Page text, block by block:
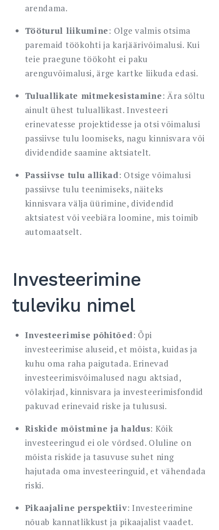
arendama.
Tööturul liikumine: Olge valmis otsima
paremaid töökohti ja karjäärivõimalusi. Kui
teie praegune töökoht ei paku
arenguvõimalusi, ärge kartke liikuda edasi.
Tuluallikate mitmekesistamine: Ära sõltu
ainult ühest tuluallikast. Investeeri
erinevatesse projektidesse ja otsi võimalusi
passiivse tulu loomiseks, nagu kinnisvara või
dividendide saamine aktsiatelt.
Passiivse tulu allikad: Otsige võimalusi
passiivse tulu teenimiseks, näiteks
kinnisvara välja üürimine, dividendid
aktsiatest või veebiära loomine, mis toimib
automaatselt.
Investeerimine
tuleviku nimel
Investeerimise põhitõed: Õpi
investeerimise aluseid, et mõista, kuidas ja
kuhu oma raha paigutada. Erinevad
investeerimisvõimalused nagu aktsiad,
võlakirjad, kinnisvara ja investeerimisfondid
pakuvad erinevaid riske ja tulususi.
Riskide mõistmine ja haldus: Kõik
investeeringud ei ole võrdsed. Oluline on
mõista riskide ja tasuvuse suhet ning
hajutada oma investeeringuid, et vähendada
riski.
Pikaajaline perspektiiv: Investeerimine
nõuab kannatlikkust ja pikaajalist vaadet.